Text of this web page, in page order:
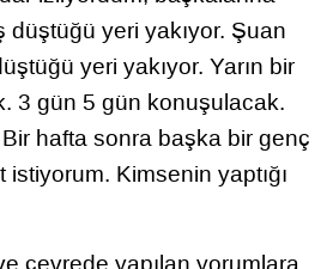
düştüğü yeri yakıyor. Şuan
yeri yakıyor. Yarın bir
3 gün 5 gün konuşulacak.
hafta sonra başka bir genç
Kimsenin yaptığı